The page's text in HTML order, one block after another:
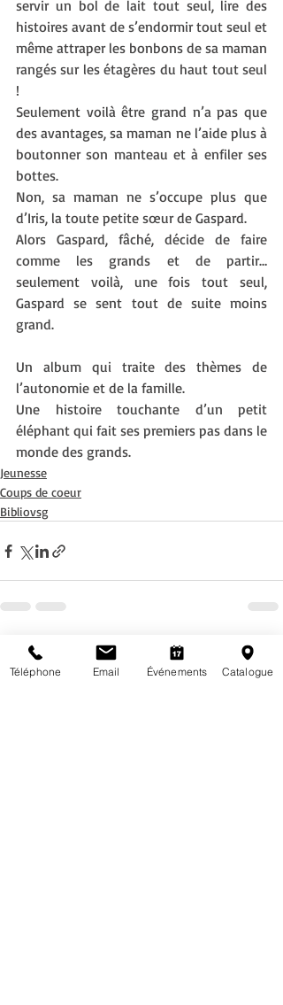
servir un bol de lait tout seul, lire des
histoires avant de s’endormir tout seul et
même attraper les bonbons de sa maman
rangés sur les étagères du haut tout seul
!
Seulement voilà être grand n’a pas que
des avantages, sa maman ne l’aide plus à
boutonner son manteau et à enfiler ses
bottes.
Non, sa maman ne s’occupe plus que
d’Iris, la toute petite sœur de Gaspard.
Alors Gaspard, fâché, décide de faire
comme les grands et de partir…
seulement voilà, une fois tout seul,
Gaspard se sent tout de suite moins
grand.
Un album qui traite des thèmes de
l’autonomie et de la famille.
Une histoire touchante d’un petit
éléphant qui fait ses premiers pas dans le
monde des grands.
Jeunesse
Coups de coeur
Bibliovsg
Posts récents Voir tout
Téléphone Email Événements Catalogue